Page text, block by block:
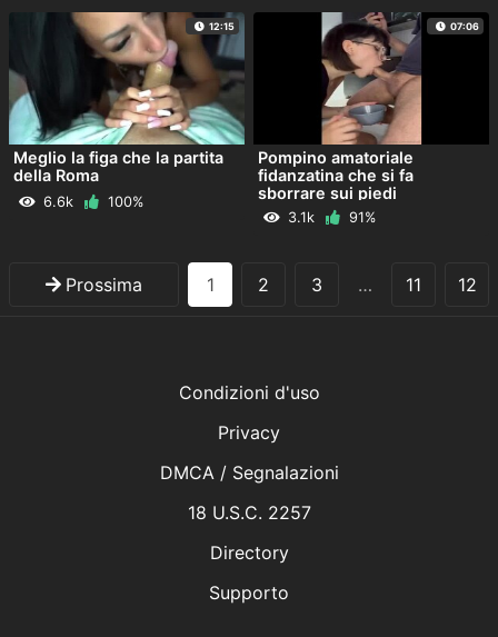
12:15
Meglio la figa che la partita
della Roma
6.6k 100%
07:06
Pompino amatoriale
fidanzatina che si fa
sborrare sui piedi
3.1k 91%
Prossima 1 2 3 … 11 12
Condizioni d'uso
Privacy
DMCA / Segnalazioni
18 U.S.C. 2257
Directory
Supporto